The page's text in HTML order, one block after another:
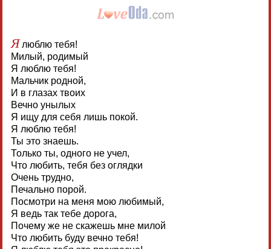
Ялюблю тебя!
Милый, родимый
Я люблю тебя!
Мальчик родной,
И в глазах твоих
Вечно унылых
Я ищу для себя лишь покой.
Я люблю тебя!
Ты это знаешь.
Только ты, одного не учел,
Что любить, тебя без оглядки
Очень трудно,
Печально порой.
Посмотри на меня мою любимый,
Я ведь так тебе дорога,
Почему же не скажешь мне милой
Что любить буду вечно тебя!